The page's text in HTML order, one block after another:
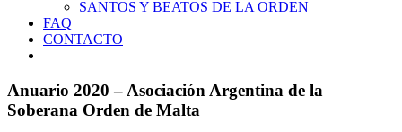
SANTOS Y BEATOS DE LA ORDEN
FAQ
CONTACTO
Anuario 2020 – Asociación Argentina de la
Soberana Orden de Malta